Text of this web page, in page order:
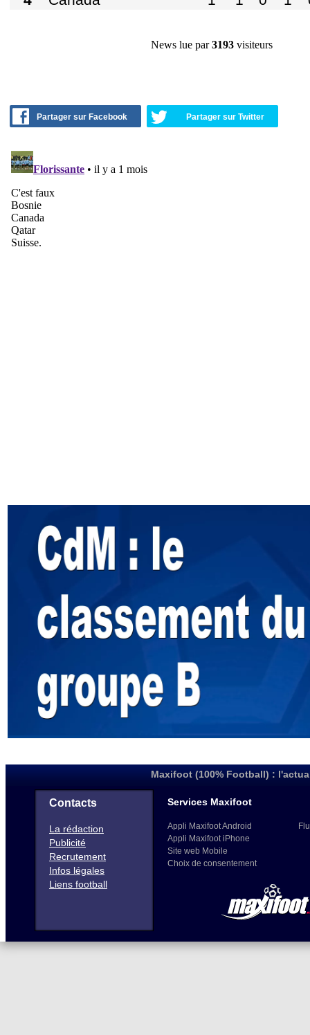
News lue par3193 visiteurs
Partager sur Facebook Partager sur Twitter
Maxifoot (100% Football) :
Contacts
La rédaction
Publicité
Recrutement
Infos légales
Liens football
Services Maxifoot
Appli Maxifoot Android
Appli Maxifoot iPhone
Site web Mobile
Choix de consentement